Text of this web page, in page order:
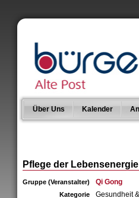
Über Uns Kalender
Pflege der
Gruppe (Veranstalter) Qi Gong
Kategorie Gesundheit